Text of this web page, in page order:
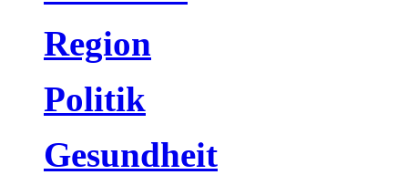
Region
Politik
Gesundheit